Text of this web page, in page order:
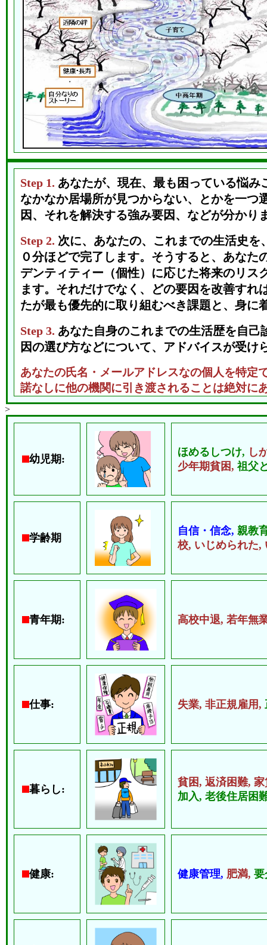
Step 1. あなたが、現在、最も困っている悩
なかなか居場所が見つからない、とかを一つ
因、それを解決する強み要因、などが分かり
Step 2. 次に、あなたの、これまでの生活史
０分ほどで完了します。そうすると、あな
デンティティー（個性）に応じた将来のリス
ます。それだけでなく、どの要因を改善す
たが最も優先的に取り組むべき課題と、身に
Step 3. あなた自身のこれまでの生活歴を自
因の選び方などについて、アドバイスが受け
あなたの氏名・メールアドレスなの個人を特定
諾なしに他の機関に引き渡されることは絶対に
>
幼児期:
ほめるしつけ, し
少年期貧困, 祖父
学齢期
自信・信念, 親教
校, いじめられた,
青年期: 高校中退, 若年無
仕事: 失業, 非正規雇用,
暮らし:
貧困, 返済困難,
加入, 老後住居困
健康: 健康管理, 肥満,